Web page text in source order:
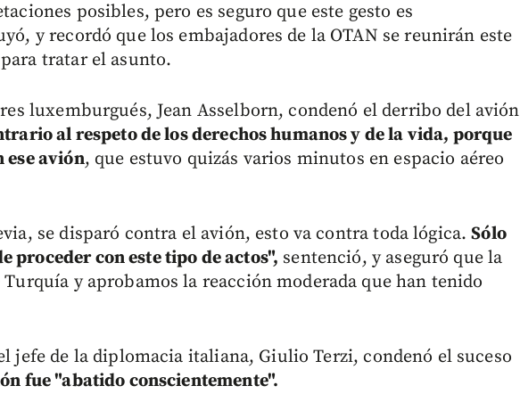
posibles, pero es seguro que este gesto es
y recordó que los embajadores de la OTAN se reunirán este
tratar el asunto.
luxemburgués, Jean Asselborn, condenó el derribo del avión
al respeto de los derechos humanos y de la vida, porque
ese avión, que estuvo quizás varios minutos en espacio aéreo
se disparó contra el avión, esto va contra toda lógica.Sólo
proceder con este tipo de actos", sentenció, y aseguró que la
Turquía y aprobamos la reacción moderada que han tenido
jefe de la diplomacia italiana, Giulio Terzi, condenó el suceso
fue "abatido conscientemente".